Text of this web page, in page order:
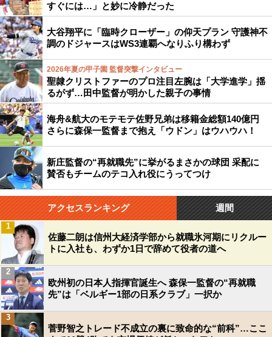
すぐには…」と妙に冷静だった
大谷翔平に「臨時クローザー」の仰天プラン 守護神不
調のドジャースはWS3連覇へなりふり構わず
2026年夏の甲子園 監督突撃インタビュー
聖隷クリストファーのプロ注目左腕は「大学進学」揺
るがず…田中監督が明かした親子の事情
海舟&航大のモテモテ佐野兄弟は移籍金総額140億円
さらに森保一監督まで抱え「ウドン」はウハウハ！
新庄監督の“再就職先”に挙がるまさかの球団 采配に
賛否もチームのテコ入れ役にうってつけ
アクセスランキング 週間
佐藤二朗は信州大経済学部から就職氷河期にリクルー
トに入社も、わずか1日で辞めて役者の道へ
1
欧州初の日本人指揮官誕生へ 森保一監督の“再就職
先”は「ベルギー1部の日系クラブ」一択か
2
菅野智之トレード不成立の裏に致命的な“前科”…ここ
3